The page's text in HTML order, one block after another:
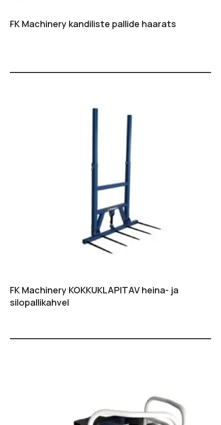
FK Machinery kandiliste pallide haarats
FK Machinery KOKKUKLAPITAV heina- ja
silopallikahvel